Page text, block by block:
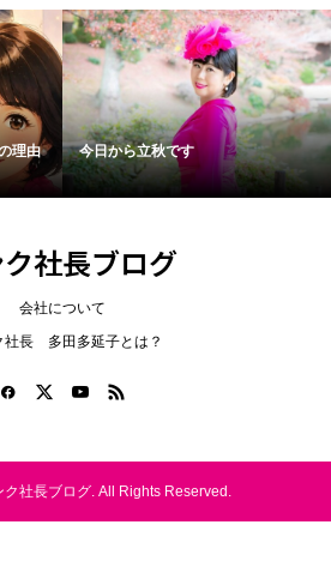
理由 今日から立秋です
社長ブログ
会社について
社長 多田多延子とは？
社長ブログ. All Rights Reserved.